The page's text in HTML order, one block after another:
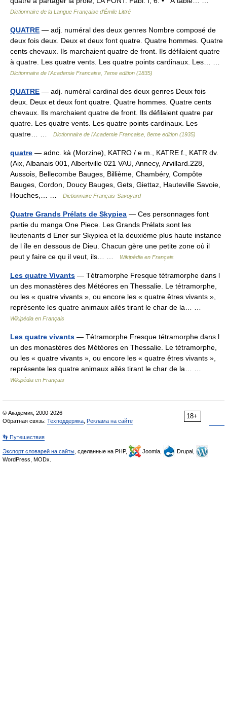
Dictionnaire de la Langue Française d'Émile Littré
QUATRE — adj. numéral des deux genres Nombre composé de
deux fois deux. Deux et deux font quatre. Quatre hommes. Quatre
cents chevaux. Ils marchaient quatre de front. Ils défilaient quatre
à quatre. Les quatre vents. Les quatre points cardinaux. Les… …
Dictionnaire de l'Academie Francaise, 7eme edition (1835)
QUATRE — adj. numéral cardinal des deux genres Deux fois
deux. Deux et deux font quatre. Quatre hommes. Quatre cents
chevaux. Ils marchaient quatre de front. Ils défilaient quatre par
quatre. Les quatre vents. Les quatre points cardinaux. Les
quatre… …
Dictionnaire de l'Academie Francaise, 8eme edition (1935)
quatre — adnc. kà (Morzine), KATRO / e m., KATRE f., KATR dv.
(Aix, Albanais 001, Albertville 021 VAU, Annecy, Arvillard.228,
Aussois, Bellecombe Bauges, Billième, Chambéry, Compôte
Bauges, Cordon, Doucy Bauges, Gets, Giettaz, Hauteville Savoie,
Houches,… …
Dictionnaire Français-Savoyard
Quatre Grands Prélats de Skypiea — Ces personnages font
partie du manga One Piece. Les Grands Prélats sont les
lieutenants d Ener sur Skypiea et la deuxième plus haute instance
de l île en dessous de Dieu. Chacun gère une petite zone où il
peut y faire ce qu il veut, ils… …
Wikipédia en Français
Les quatre Vivants — Tétramorphe Fresque tétramorphe dans l
un des monastères des Météores en Thessalie. Le tétramorphe,
ou les « quatre vivants », ou encore les « quatre êtres vivants »,
représente les quatre animaux ailés tirant le char de la… …
Wikipédia en Français
Les quatre vivants — Tétramorphe Fresque tétramorphe dans l
un des monastères des Météores en Thessalie. Le tétramorphe,
ou les « quatre vivants », ou encore les « quatre êtres vivants »,
représente les quatre animaux ailés tirant le char de la… …
Wikipédia en Français
18+
© Академик, 2000-2026
Обратная связь: Техподдержка Реклама на сайте
👣 Путешествия
Экспорт словарей на сайты , сделанные на PHP, Joomla,
Drupal,
WordPress, MODx.